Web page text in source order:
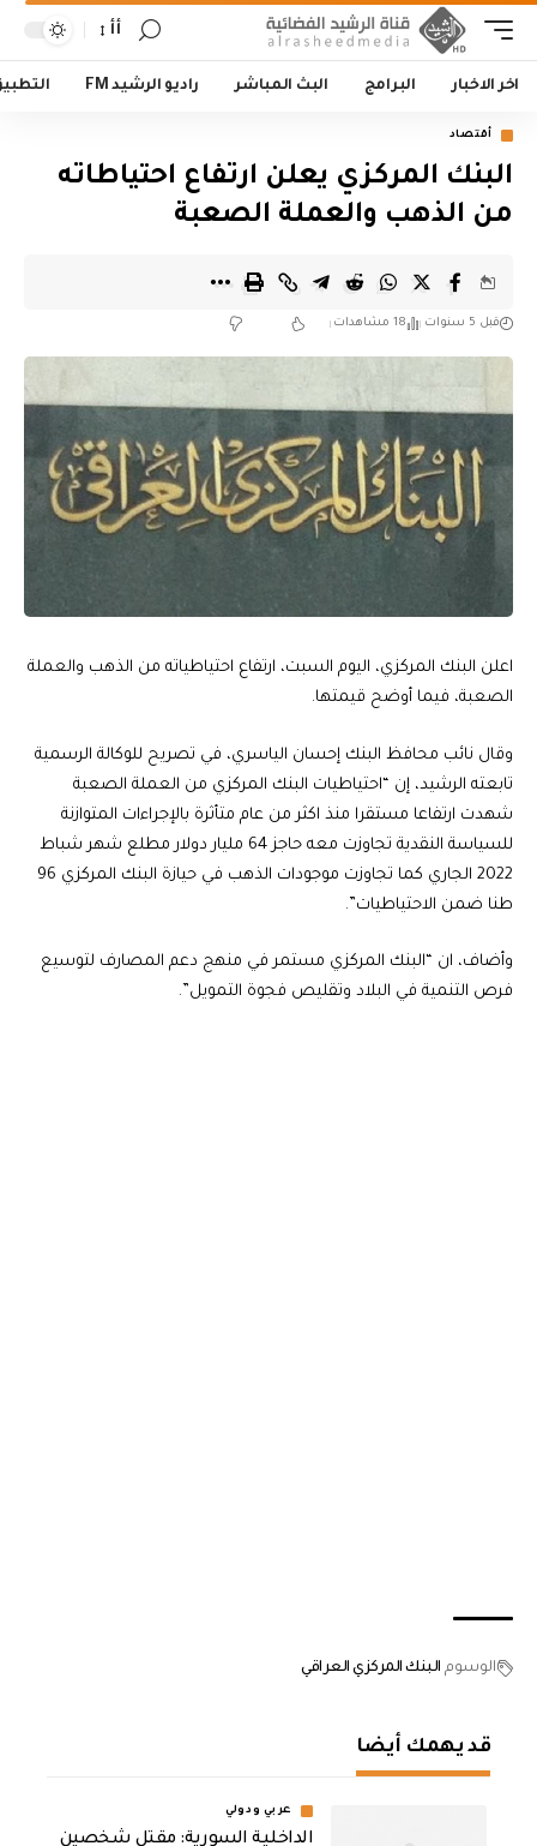
أأ
اخر الاخبار البرامج البث المباشر راديو الرشيد FM
أقتصاد
البنك المركزي يعلن ارتفاع احتياطاته
من الذهب والعملة الصعبة
قبل 5 سنوات 18 مشاهدات
اعلن البنك المركزي، اليوم السبت، ارتفاع احتياطياته من الذهب والعملة
الصعبة، فيما أوضح قيمتها.
وقال نائب محافظ البنك إحسان الياسري، في تصريح للوكالة الرسمية
تابعته الرشيد، إن “احتياطيات البنك المركزي من العملة الصعبة
شهدت ارتفاعا مستقرا منذ اكثر من عام متأثرة بالإجراءات المتوازنة
للسياسة النقدية تجاوزت معه حاجز 64 مليار دولار مطلع شهر شباط
2022 الجاري كما تجاوزت موجودات الذهب في حيازة البنك المركزي 96
طنا ضمن الاحتياطيات”.
وأضاف، ان “البنك المركزي مستمر في منهج دعم المصارف لتوسيع
فرص التنمية في البلاد وتقليص فجوة التمويل”.
الوسوم البنك المركزي العراقي
قد يهمك أيضا
عربي ودولي
الداخلية السورية: مقتل شخصين